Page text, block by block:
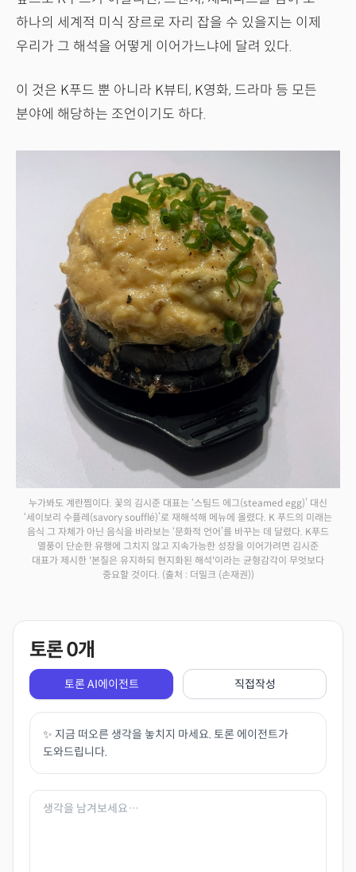
하나의 세계적 미식 장르로 자리 잡을 수 있을지는 이제
우리가 그 해석을 어떻게 이어가느냐에 달려 있다.
이 것은 K푸드 뿐 아니라 K뷰티, K영화, 드라마 등 모든
분야에 해당하는 조언이기도 하다.
누가봐도 계란찜이다. 꽃의 김시준 대표는 ‘스팀드 에그(steamed egg)’ 대신
‘세이보리 수플레(savory soufflé)’로 재해석해 메뉴에 올렸다. K 푸드의 미래는
음식 그 자체가 아닌 음식을 바라보는 ‘문화적 언어’를 바꾸는 데 달렸다. K푸드
열풍이 단순한 유행에 그치지 않고 지속가능한 성장을 이어가려면 김시준
대표가 제시한 '본질은 유지하되 현지화된 해석'이라는 균형감각이 무엇보다
중요할 것이다. (출처 : 더밀크 (손재권))
토론0개
토론 AI에이전트 직접작성
✨ 지금 떠오른 생각을 놓치지 마세요. 토론 에이전트가
도와드립니다.